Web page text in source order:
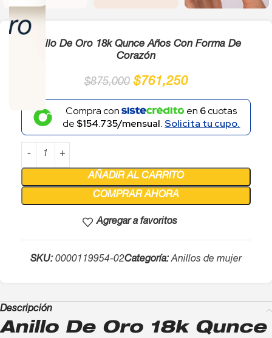
Anillo De Oro 18k Qunce Años Con Forma De
Corazón
$875,000 $761,250
Compra con en 6cuotas
de $154.735/mensual.Solicita tu cupo.
AÑADIR AL CARRITO
COMPRAR AHORA
Agregar a favoritos
SKU:0000119954-02Categoría: Anillos de mujer
Descripción
Anillo De Oro 18k Qunce